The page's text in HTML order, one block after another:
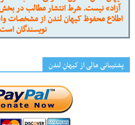
آزاد» نیست. شرط انتشار مطالب در بخش
اطلاع محفوظ کیهان لندن از مشخصات
نویسندگان
پشتیبانی مالی از کیهانِ لندن